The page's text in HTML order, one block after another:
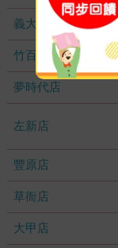
義大店
竹百店
夢時代店
左新店
豐原店
草衙店
大甲店